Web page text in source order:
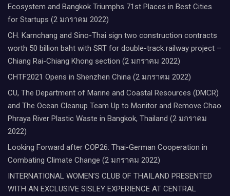
Ecosystem and Bangkok Triumphs 71st Places in Best Cities
for Startups (2 มกราคม 2022)
CH. Karnchang and Sino-Thai sign two construction contracts
worth 50 billion baht with SRT for double-track railway project –
Chiang Rai-Chiang Khong section (2 มกราคม 2022)
CHTF2021 Opens in Shenzhen China (2 มกราคม 2022)
CU, The Department of Marine and Coastal Resources (DMCR)
and The Ocean Cleanup Team Up to Monitor and Remove Chao
Phraya River Plastic Waste in Bangkok, Thailand (2 มกราคม
2022)
Looking Forward after COP26: Thai-German Cooperation in
Combating Climate Change (2 มกราคม 2022)
INTERNATIONAL WOMEN’S CLUB OF THAILAND PRESENTED
WITH AN EXCLUSIVE SISLEY EXPERIENCE AT CENTRAL